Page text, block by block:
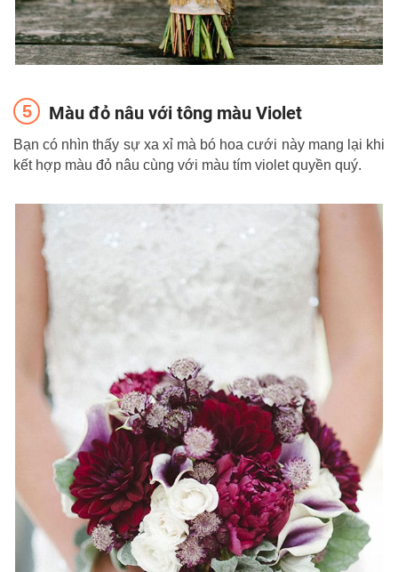
Màu đỏ nâu với tông màu Violet
Bạn có nhìn thấy sự xa xỉ mà bó hoa cưới này mang lại khi
kết hợp màu đỏ nâu cùng với màu tím violet quyền quý.